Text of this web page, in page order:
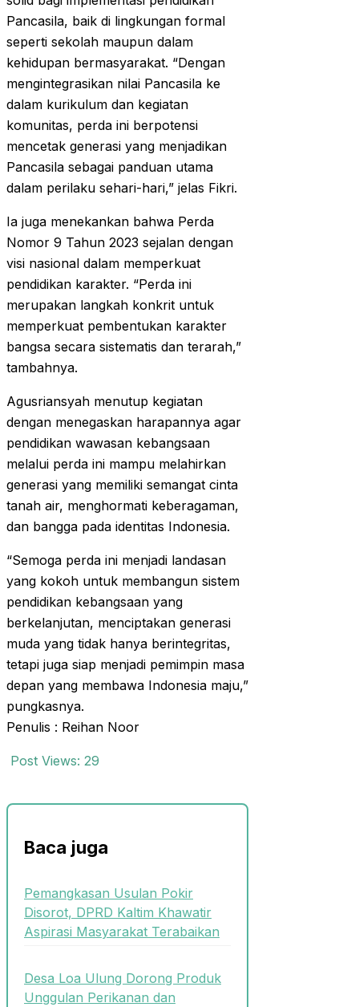
Pancasila, baik di lingkungan formal
seperti sekolah maupun dalam
kehidupan bermasyarakat. “Dengan
mengintegrasikan nilai Pancasila ke
dalam kurikulum dan kegiatan
komunitas, perda ini berpotensi
mencetak generasi yang menjadikan
Pancasila sebagai panduan utama
dalam perilaku sehari-hari,” jelas Fikri.
Ia juga menekankan bahwa Perda
Nomor 9 Tahun 2023 sejalan dengan
visi nasional dalam memperkuat
pendidikan karakter. “Perda ini
merupakan langkah konkrit untuk
memperkuat pembentukan karakter
bangsa secara sistematis dan terarah,”
tambahnya.
Agusriansyah menutup kegiatan
dengan menegaskan harapannya agar
pendidikan wawasan kebangsaan
melalui perda ini mampu melahirkan
generasi yang memiliki semangat cinta
tanah air, menghormati keberagaman,
dan bangga pada identitas Indonesia.
“Semoga perda ini menjadi landasan
yang kokoh untuk membangun sistem
pendidikan kebangsaan yang
berkelanjutan, menciptakan generasi
muda yang tidak hanya berintegritas,
tetapi juga siap menjadi pemimpin masa
depan yang membawa Indonesia maju,”
pungkasnya.
Penulis : Reihan Noor
Post Views: 29
Baca juga
Pemangkasan Usulan Pokir
Disorot, DPRD Kaltim Khawatir
Aspirasi Masyarakat Terabaikan
Desa Loa Ulung Dorong Produk
Unggulan Perikanan dan